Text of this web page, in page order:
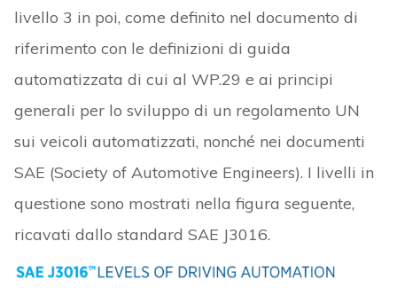
livello 3 in poi, come definito nel documento di
riferimento con le definizioni di guida
automatizzata di cui al WP.29 e ai principi
generali per lo sviluppo di un regolamento UN
sui veicoli automatizzati, nonché nei documenti
SAE (Society of Automotive Engineers). I livelli in
questione sono mostrati nella figura seguente,
ricavati dallo standard SAE J3016.